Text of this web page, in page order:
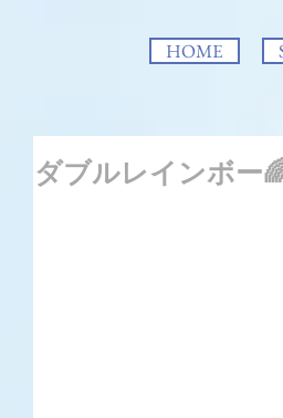
HOME
ダブルレインボー